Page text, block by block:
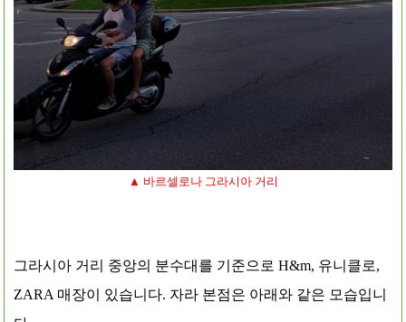
▲ 바르셀로나 그라시아 거리
그라시아 거리 중앙의 분수대를 기준으로 H&m, 유니클로,
ZARA 매장이 있습니다. 자라 본점은 아래와 같은 모습입니